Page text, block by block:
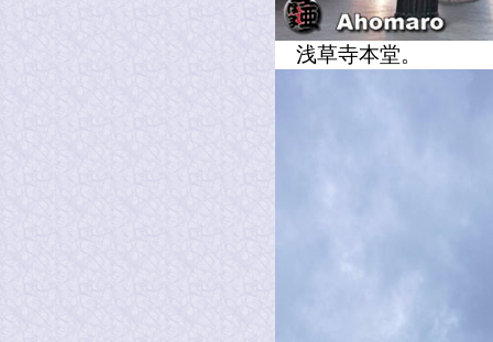
浅草寺本堂。